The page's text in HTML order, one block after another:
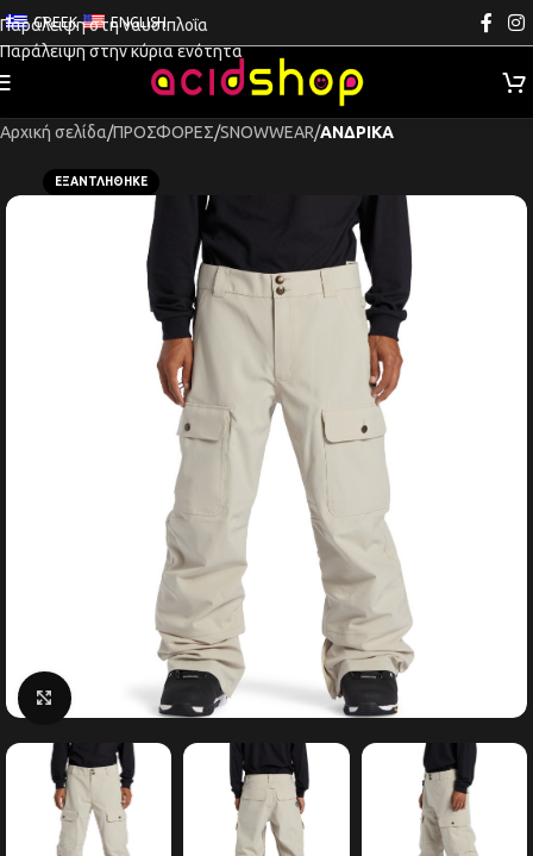
Παράλειψη στη ναυσιπλοΐα
Παράλειψη στην κύρια ενότητα
GREEK ENGLISH
Αρχική σελίδα ΠΡΟΣΦΟΡΕΣ SNOWWEAR ΑΝΔΡΙΚΑ
ΕΞΑΝΤΛΉΘΗΚΕ
Κάντε κλικ για μεγέθυνση